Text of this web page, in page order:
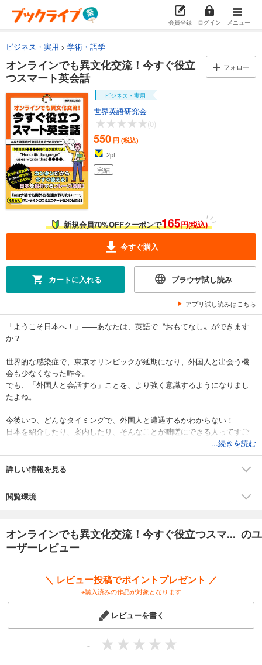
会員登録 ログイン メニュー
ビジネス・実用 学術・語学
オンラインでも異文化交流！今すぐ役立
つスマート英会話
フォロー
ビジネス・実用
世界英語研究会
-
(0)
550 円 (税込)
2pt
完結
新規会員70%OFFクーポンで165円(税込)
今すぐ購入
カートに入れる ブラウザ試し読み
アプリ試し読みはこちら
「ようこそ日本へ！」――あなたは、英語で〝おもてなし〟ができます
か？
世界的な感染症で、東京オリンピックが延期になり、外国人と出会う機
会も少なくなった昨今。
でも、「外国人と会話する」ことを、より強く意識するようになりまし
たよね。
今後いつ、どんなタイミングで、外国人と遭遇するかわからない！
日本を紹介したり、案内したり、そんなことが咄嗟にできる人ってすご
いずれやって来る「いつか」に備えるのは……そう、〝今〟しかありま
せん！
第2章 外国人観光客に話しかけられたら
第5章 日本について
第6章 食事について
「『いつか』なんて待っていられない！」なんて方にも……
SNSやオンラインのコミュニケーションでも、もちろん使えます！
初心者向けだから、わかりやすくて〝今すぐ使える〟！ 実践的な英会話
指南書。
...続きを読む
詳しい情報を見る
閲覧環境
オンラインでも異文化交流！今すぐ役立つスマ... のユ
ーザーレビュー
＼ レビュー投稿でポイントプレゼント ／
※購入済みの作品が対象となります
レビューを書く
-